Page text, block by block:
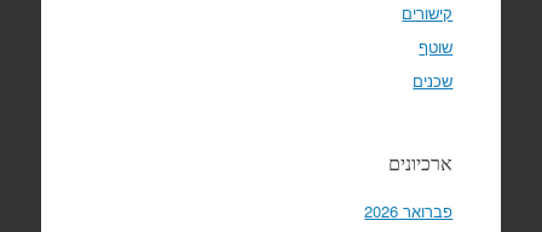
קישורים
שוטף
שכנים
ארכיונים
פברואר 2026